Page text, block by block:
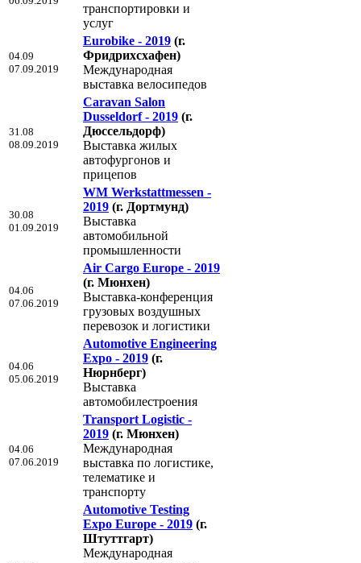
транспортировки и
услуг
04.09
07.09.2019
Eurobike - 2019 (г.
Фридрихсхафен)
Международная
выставка велосипедов
31.08
08.09.2019
Caravan Salon
Dusseldorf - 2019 (г.
Дюссельдорф)
Выставка жилых
автофургонов и
прицепов
30.08
01.09.2019
WM Werkstattmessen -
2019 (г. Дортмунд)
Выставка
автомобильной
промышленности
04.06
07.06.2019
Air Cargo Europe - 2019
(г. Мюнхен)
Выставка-конференция
грузовых воздушных
перевозок и логистики
04.06
05.06.2019
Automotive Engineering
Expo - 2019 (г.
Нюрнберг)
Выставка
автомобилестроения
04.06
07.06.2019
Transport Logistic -
2019 (г. Мюнхен)
Международная
выставка по логистике,
телематике и
транспорту
Automotive Testing
Expo Europe - 2019 (г.
Штуттгарт)
Международная